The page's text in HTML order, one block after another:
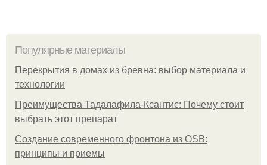
Популярные материалы
Перекрытия в домах из бревна: выбор материала и
технологии
Преимущества Тадалафила-Ксантис: Почему стоит
выбрать этот препарат
Создание современного фронтона из OSB:
принципы и приемы